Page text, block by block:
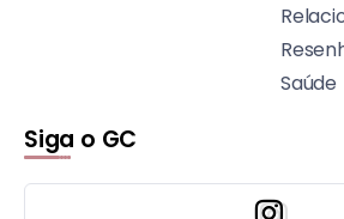
Saúde
Siga o GC